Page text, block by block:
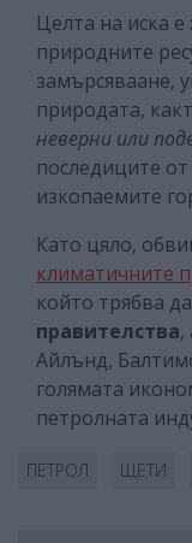
Целта на иска е
природните
замърсяваане,
природата,
неверни или
последиците
изкопаемите
Като цяло,
климатичните
който трябва
правителства,
Айлънд,
голямата
петролната
ПЕТРОЛ ЩЕТИ